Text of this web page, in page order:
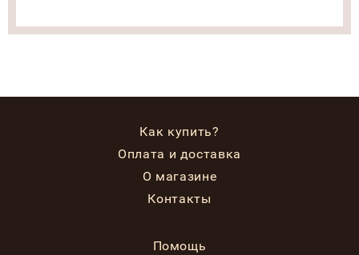
Как купить?
Оплата и доставка
О магазине
Контакты
Помощь